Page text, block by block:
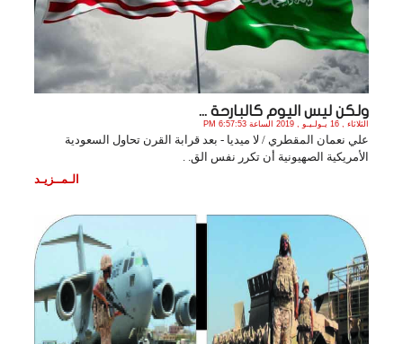
ولكن ليس اليوم كالبارحة ...
الثلاثاء , 16 يـولـيـو , 2019 الساعة 6:57:53 PM
علي نعمان المقطري / لا ميديا - بعد قرابة القرن تحاول السعودية
الأمريكية الصهيونية أن تكرر نفس الق. .
الـمــزيـد